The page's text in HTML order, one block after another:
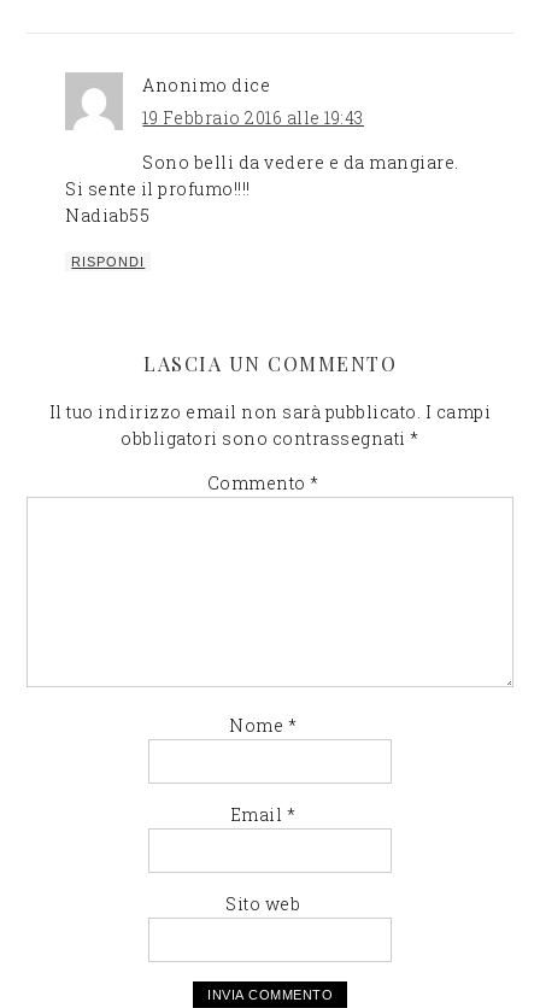
Anonimo dice
19 Febbraio 2016 alle 19:43
Sono belli da vedere e da mangiare.
Si sente il profumo!!!!
Nadiab55
RISPONDI
LASCIA UN COMMENTO
Il tuo indirizzo email non sarà pubblicato. I campi
obbligatori sono contrassegnati*
Commento *
Nome *
Email *
Sito web